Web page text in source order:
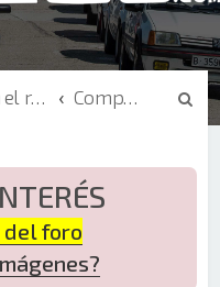
Pasa el rato Competición
B
del foro